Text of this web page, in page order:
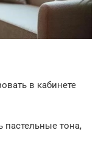
в кабинете
пастельные тона,